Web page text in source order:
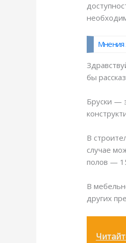
Мнения
бы
Бруски —
В
случае
полов —
В
других